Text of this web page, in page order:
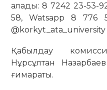
алады: 8 7242 23-53-
58, Watsapp 8 776
@korkyt_ata_university
Қабылдау
Нұрсұлтан
ғимараты.